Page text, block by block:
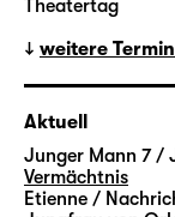
Theatertag
weitere
Aktuell
Junger Mann 7 /
Vermächtnis
Etienne /